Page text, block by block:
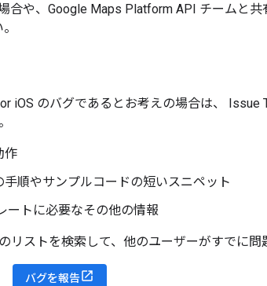
合や、Google Maps Platform API チームと
iOS のバグであるとお考えの場合は、
作
手順やサンプルコードの短いスニペット
ートに必要なその他の情報
リストを検索して、他のユーザーがすでに
バグを報告